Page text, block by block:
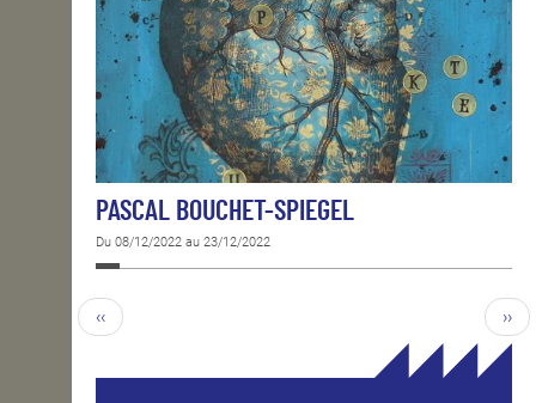
PASCAL BOUCHET-SPIEGEL
Du 08/12/2022 au 23/12/2022
‹‹ ››